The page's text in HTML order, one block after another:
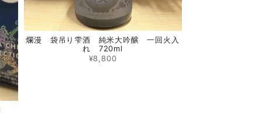
爛漫 袋吊り雫酒 純米大吟醸 一回火入
れ 720ml
¥8,800